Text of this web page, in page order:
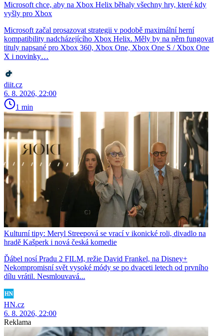
Microsoft chce, aby na Xbox Helix běhaly všechny hry, které kdy
vyšly pro Xbox
Microsoft začal prosazovat strategii v podobě maximální herní
kompatibility nadcházejícího Xbox Helix. Měly by na něm fungovat
tituly napsané pro Xbox 360, Xbox One, Xbox One S / Xbox One
X i novinky…
diit.cz
6. 8. 2026, 22:00
1 min
Kulturní tipy: Meryl Streepová se vrací v ikonické roli, divadlo na
hradě Kašperk i nová česká komedie
Ďábel nosí Pradu 2 FILM, režie David Frankel, na Disney+
Nekompromisní svět vysoké módy se po dvaceti letech od prvního
dílu vrátil. Nesmlouvavá...
HN.cz
6. 8. 2026, 22:00
Reklama